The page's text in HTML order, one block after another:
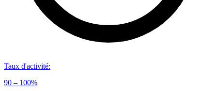
Taux d'activité:
90 – 100%